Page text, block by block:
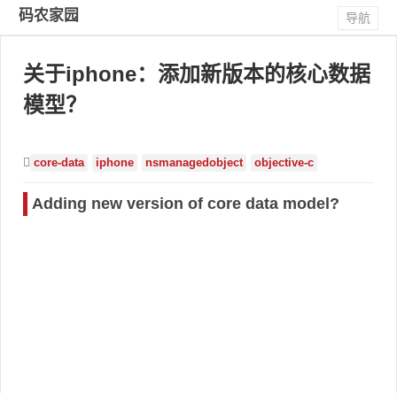
码农家园 导航
关于iphone：添加新版本的核心数据
模型？
core-data iphone nsmanagedobject objective-c
Adding new version of core data model?